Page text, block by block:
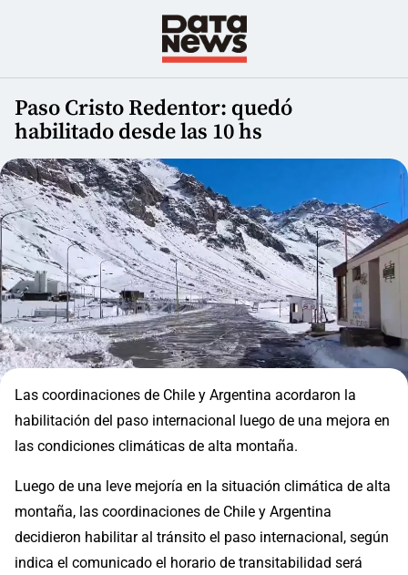
Paso Cristo Redentor: quedó
habilitado desde las 10 hs
Las coordinaciones de Chile y Argentina acordaron la
habilitación del paso internacional luego de una mejora en
las condiciones climáticas de alta montaña.
Luego de una leve mejoría en la situación climática de alta
montaña, las coordinaciones de Chile y Argentina
decidieron habilitar al tránsito el paso internacional, según
indica el comunicado el horario de transitabilidad será